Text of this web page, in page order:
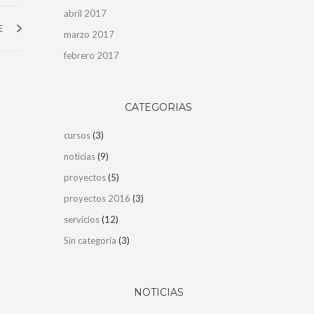
abril 2017
marzo 2017
febrero 2017
CATEGORIAS
cursos(3)
noticias(9)
proyectos(5)
proyectos 2016 (3)
servicios(12)
Sin categoría (3)
NOTICIAS